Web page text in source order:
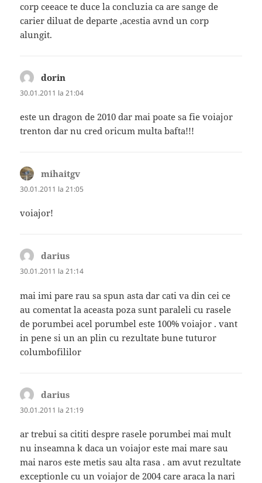
corp ceeace te duce la concluzia ca are sange de
carier diluat de departe ,acestia avnd un corp
alungit.
dorin
30.01.2011 la 21:04
este un dragon de 2010 dar mai poate sa fie voiajor
trenton dar nu cred oricum multa bafta!!!
mihaitgv
30.01.2011 la 21:05
voiajor!
darius
30.01.2011 la 21:14
mai imi pare rau sa spun asta dar cati va din cei ce
au comentat la aceasta poza sunt paraleli cu rasele
de porumbei acel porumbel este 100% voiajor . vant
in pene si un an plin cu rezultate bune tuturor
columbofililor
darius
30.01.2011 la 21:19
ar trebui sa cititi despre rasele porumbei mai mult
nu inseamna k daca un voiajor este mai mare sau
mai naros este metis sau alta rasa . am avut rezultate
exceptionle cu un voiajor de 2004 care araca la nari